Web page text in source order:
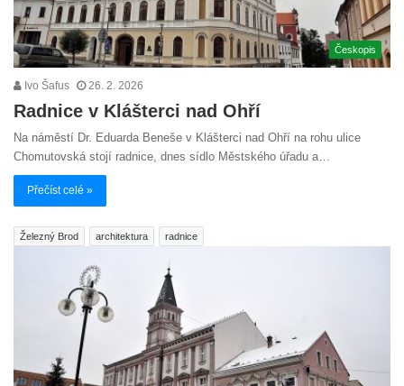
Českopis
Ivo Šafus 26. 2. 2026
Radnice v Klášterci nad Ohří
Na náměstí Dr. Eduarda Beneše v Klášterci nad Ohří na rohu ulice
Chomutovská stojí radnice, dnes sídlo Městského úřadu a…
Přečíst celé »
Železný Brod architektura radnice